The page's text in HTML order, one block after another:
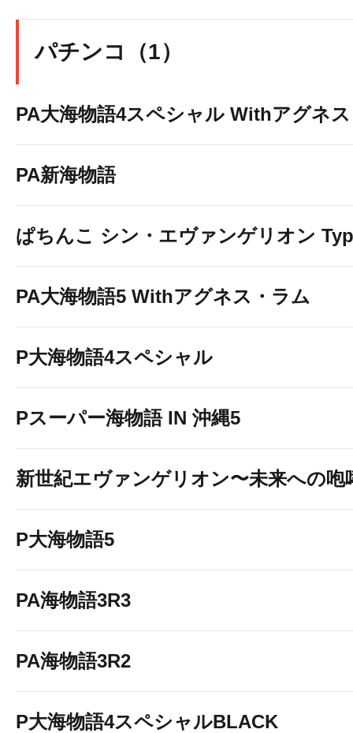
パチンコ（1）
PA大海物語4スペシャル Withアグネ
PA新海物語
ぱちんこ シン・エヴァンゲリオン
PA大海物語5 Withアグネス・ラム
P大海物語4スペシャル
Pスーパー海物語 IN 沖縄5
新世紀エヴァンゲリオン〜未来への咆
P大海物語5
PA海物語3R3
PA海物語3R2
P大海物語4スペシャルBLACK